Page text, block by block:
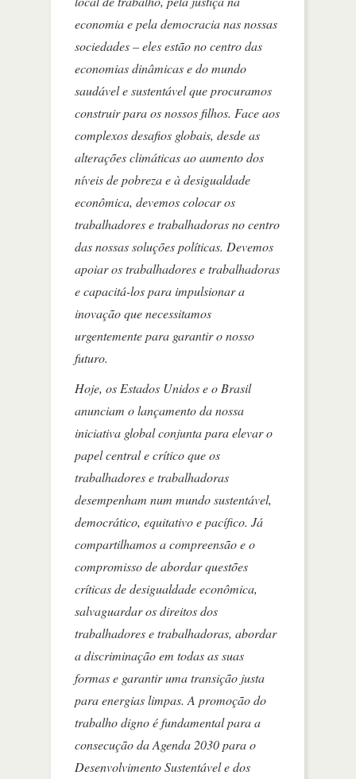
economia e pela democracia nas nossas
sociedades – eles estão no centro das
economias dinâmicas e do mundo
saudável e sustentável que procuramos
construir para os nossos filhos. Face aos
complexos desafios globais, desde as
alterações climáticas ao aumento dos
níveis de pobreza e à desigualdade
econômica, devemos colocar os
trabalhadores e trabalhadoras no centro
das nossas soluções políticas. Devemos
apoiar os trabalhadores e trabalhadoras
e capacitá-los para impulsionar a
inovação que necessitamos
urgentemente para garantir o nosso
futuro.
Hoje, os Estados Unidos e o Brasil
anunciam o lançamento da nossa
iniciativa global conjunta para elevar o
papel central e crítico que os
trabalhadores e trabalhadoras
desempenham num mundo sustentável,
democrático, equitativo e pacífico. Já
compartilhamos a compreensão e o
compromisso de abordar questões
críticas de desigualdade econômica,
salvaguardar os direitos dos
trabalhadores e trabalhadoras, abordar
a discriminação em todas as suas
formas e garantir uma transição justa
para energias limpas. A promoção do
trabalho digno é fundamental para a
consecução da Agenda 2030 para o
Desenvolvimento Sustentável e dos